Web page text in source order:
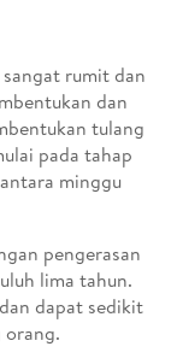
rumit dan
dan
tulang
pada tahap
minggu
pengerasan
lima tahun.
dapat sedikit
orang.